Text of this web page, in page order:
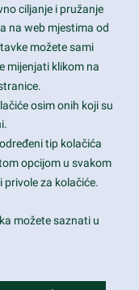
CA 94043
ciljanje i pružanje
na web mjestima od
možete sami
mijenjati klikom na
osim onih koji su
tip kolačića
opcijom u svakom
za kolačiće.
možete saznati u